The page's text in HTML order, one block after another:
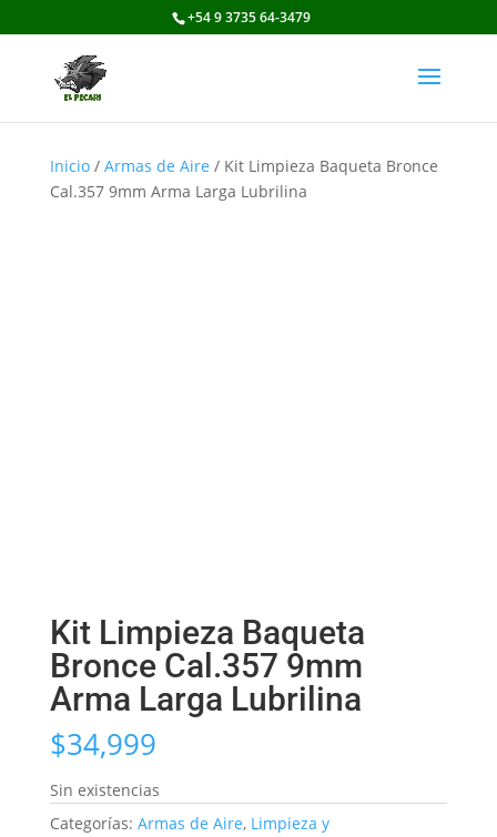
+54 9 3735 64-3479
Inicio/ Armas de Aire / Kit Limpieza Baqueta Bronce
Cal.357 9mm Arma Larga Lubrilina
Kit Limpieza Baqueta
Bronce Cal.357 9mm
Arma Larga Lubrilina
$34,999
Sin existencias
Categorías: Armas de Aire, Limpieza y